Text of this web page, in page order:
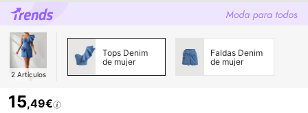
2 Artículos
Tops Denim
de mujer
Faldas Denim
de mujer
15,49€